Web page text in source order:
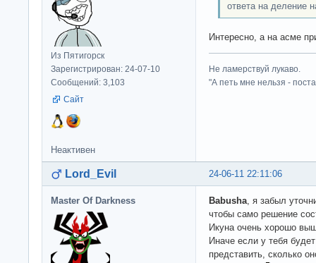
Из Пятигорск
Зарегистрирован: 24-07-10
Сообщений: 3,103
Сайт
ответа на деление
Интересно, а на асме
Не ламерствуй лукаво.
"А петь мне нельзя -
Неактивен
24-06-11 22:11:06
Lord_Evil
Master Of Darkness Babusha , я забыл
чтобы само решение
Икуна очень хорошо
Иначе если у тебя
представить, сколько